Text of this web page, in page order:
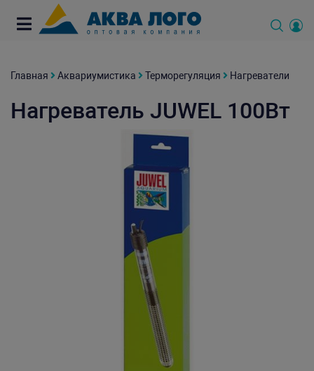
Главная Аквариумистика Терморегуляция Нагреватели
Нагреватель JUWEL 100Вт